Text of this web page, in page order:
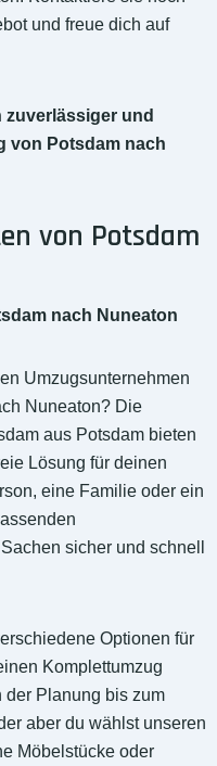
und freue dich auf
zuverlässiger und
von Potsdam nach
von Potsdam
nach Nuneaton
Umzugsunternehmen
Nuneaton? Die
aus Potsdam bieten
Lösung für deinen
eine Familie oder ein
sicher und schnell
Optionen für
Komplettumzug
der Planung bis zum
aber du wählst unseren
Möbelstücke oder